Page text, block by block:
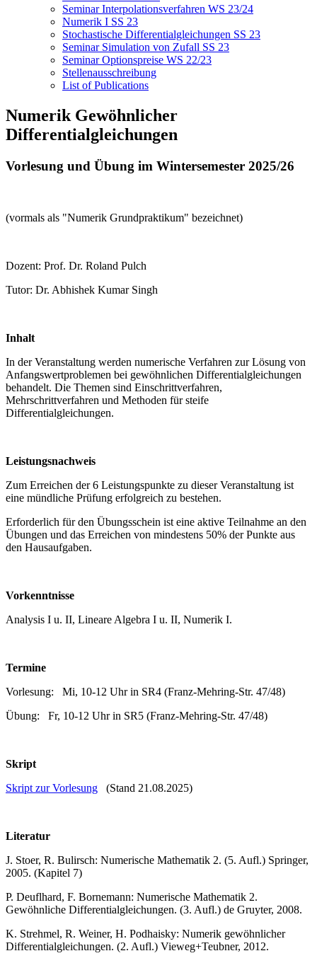
Seminar Interpolationsverfahren WS 23/24
Numerik I SS 23
Stochastische Differentialgleichungen SS 23
Seminar Simulation von Zufall SS 23
Seminar Optionspreise WS 22/23
Stellenausschreibung
List of Publications
Numerik Gewöhnlicher
Differentialgleichungen
Vorlesung und Übung im Wintersemester 2025/26
(vormals als "Numerik Grundpraktikum" bezeichnet)
Dozent: Prof. Dr. Roland Pulch
Tutor: Dr. Abhishek Kumar Singh
Inhalt
In der Veranstaltung werden numerische Verfahren zur Lösung von
Anfangswertproblemen bei gewöhnlichen Differentialgleichungen
behandelt. Die Themen sind Einschrittverfahren,
Mehrschrittverfahren und Methoden für steife
Differentialgleichungen.
Leistungsnachweis
Zum Erreichen der 6 Leistungspunkte zu dieser Veranstaltung ist
eine mündliche Prüfung erfolgreich zu bestehen.
Erforderlich für den Übungsschein ist eine aktive Teilnahme an den
Übungen und das Erreichen von mindestens 50% der Punkte aus
den Hausaufgaben.
Vorkenntnisse
Analysis I u. II, Lineare Algebra I u. II, Numerik I.
Termine
Vorlesung: Mi, 10-12 Uhr in SR4 (Franz-Mehring-Str. 47/48)
Übung: Fr, 10-12 Uhr in SR5 (Franz-Mehring-Str. 47/48)
Skript
Skript zur Vorlesung (Stand 21.08.2025)
Literatur
J. Stoer, R. Bulirsch: Numerische Mathematik 2. (5. Aufl.) Springer,
2005. (Kapitel 7)
P. Deuflhard, F. Bornemann: Numerische Mathematik 2.
Gewöhnliche Differentialgleichungen. (3. Aufl.) de Gruyter, 2008.
K. Strehmel, R. Weiner, H. Podhaisky: Numerik gewöhnlicher
Differentialgleichungen. (2. Aufl.) Vieweg+Teubner, 2012.